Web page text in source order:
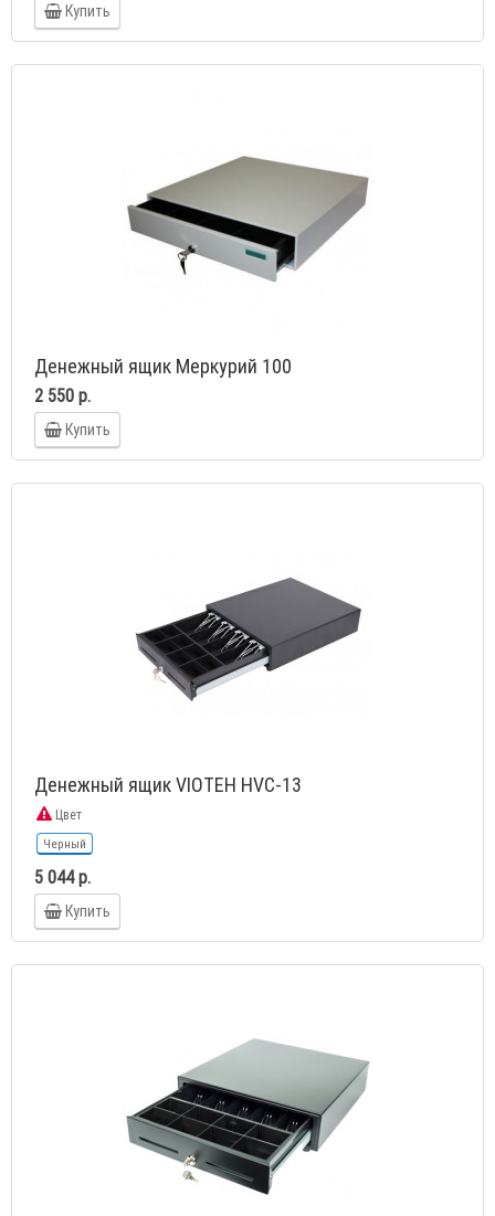
Купить
Денежный ящик Меркурий 100
2 550 р.
Купить
Денежный ящик VIOTEH HVC-13
Цвет
Черный
5 044 р.
Купить